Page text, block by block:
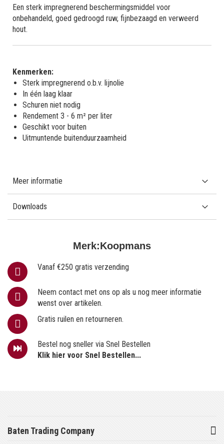
Merk:Koopmans
Vanaf €250 gratis verzending
Neem contact met ons op als u nog meer informatie
wenst over artikelen.
Gratis ruilen en retourneren.
Bestel nog sneller via Snel Bestellen
Klik hier voor Snel Bestellen...
Een sterk impregnerend beschermingsmiddel voor
onbehandeld, goed gedroogd ruw, fijnbezaagd en verweerd
hout.
Kenmerken:
Sterk impregnerend o.b.v. lijnolie
In één laag klaar
Schuren niet nodig
Rendement 3 - 6 m² per liter
Geschikt voor buiten
Uitmuntende buitenduurzaamheid
Meer informatie
Downloads
Baten Trading Company